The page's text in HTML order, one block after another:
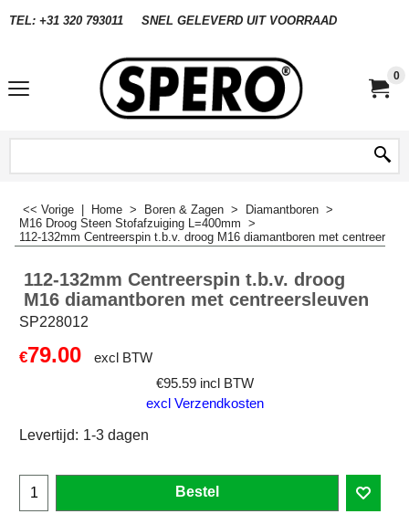
TEL: +31 320 793011 SNEL GELEVERD UIT VOORRAAD
0
<< Vorige Home > Boren & Zagen > Diamantboren >
M16 Droog Steen Stofafzuiging L=400mm >
112-132mm Centreerspin t.b.v. droog M16 diamantboren met
112-132mm Centreerspin t.b.v. droog
M16 diamantboren met centreersleuven
SP228012
€79.00
excl BTW
€95.59 incl BTW
excl Verzendkosten
Levertijd: 1-3 dagen
Bestel